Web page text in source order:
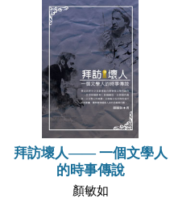
拜訪壞人—— 一個文學人
的時事傳說
顏敏如